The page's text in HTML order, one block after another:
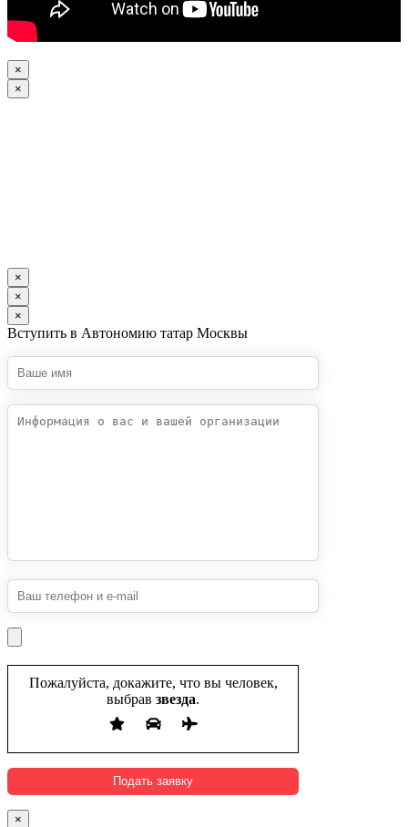
×
×
×
×
×
Вступить в Автономию татар Москвы
Пожалуйста, докажите, что вы человек,
выбрав звезда.
×